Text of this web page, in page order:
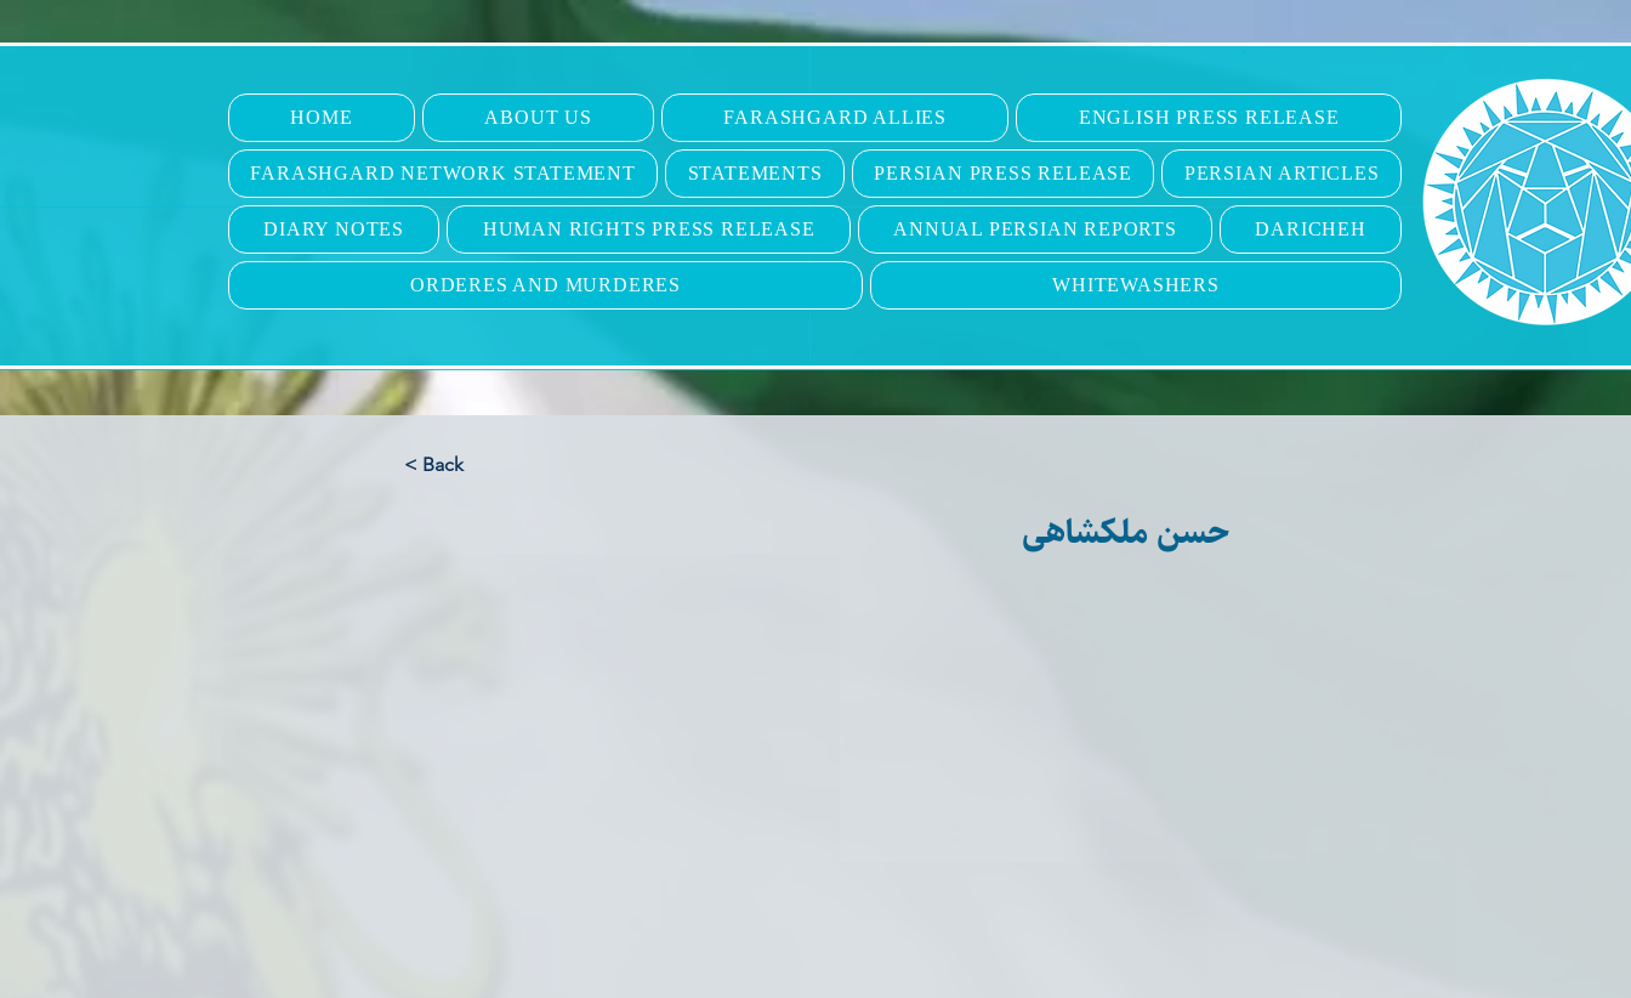
HOME ABOUT US FARASHGARD ALLIES ENGLISH PRESS RELEASE
FARASHGARD NETWORK STATEMENT STATEMENTS PERSIAN PRESS RELEASE PERSIAN ARTICLES
DIARY NOTES HUMAN RIGHTS PRESS RELEASE ANNUAL PERSIAN REPORTS DARICHEH
ORDERES AND MURDERES WHITEWASHERS
< Back
حسن ملکشاهی